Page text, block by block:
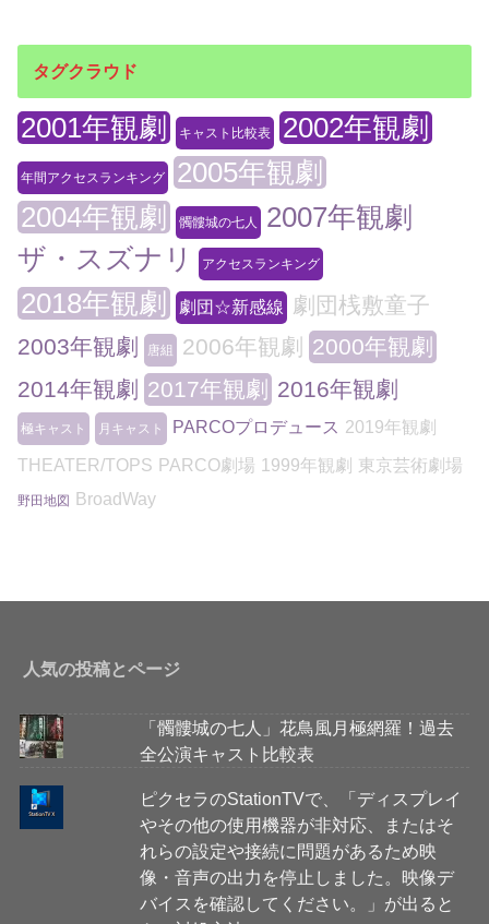
タグクラウド
2001年観劇 キャスト比較表 2002年観劇
年間アクセスランキング
2005年観劇
2004年観劇
髑髏城の七人
2007年観劇
ザ・スズナリ
アクセスランキング
2018年観劇 劇団☆新感線
劇団桟敷童子
2003年観劇
唐組 2006年観劇
2000年観劇
2014年観劇 2017年観劇 2016年観劇
極キャスト 月キャスト PARCOプロデュース 2019年観劇
THEATER/TOPS PARCO劇場 1999年観劇 東京芸術劇場
野田地図 BroadWay
人気の投稿とページ
「髑髏城の七人」花鳥風月極網羅！過去
全公演キャスト比較表
ピクセラのStationTVで、「ディスプレイ
やその他の使用機器が非対応、またはそ
れらの設定や接続に問題があるため映
像・音声の出力を停止しました。映像デ
バイスを確認してください。」が出ると